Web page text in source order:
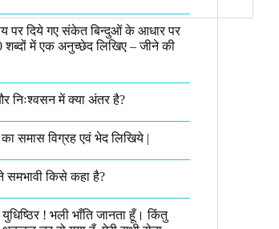
पर दिये गए संकेत बिन्दुओं के आधार पर
में एक अनुच्छेद लिखिए – जीने की
निःश्वसन में क्या अंतर है?
का समास विग्रह एवं भेद लिखिये |
समभावी किसे कहा है?
! भली भाँति जानता हूँ। किंतु